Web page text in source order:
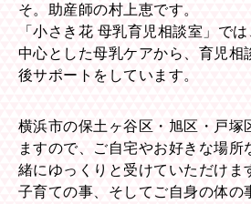
そ。助産師の村上恵です。
「小さき花 母乳育児相談室」で
中心とした母乳ケアから、育児相
後サポートをしています。
横浜市の保土ヶ谷区・旭区・戸塚
ますので、ご自宅やお好きな場所
緒にゆっくりと受けていただけま
子育ての事、そしてご自身の体の